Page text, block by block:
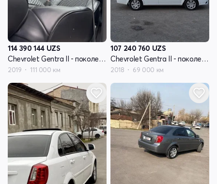
114 390 144 UZS
Chevrolet Gentra II - поколение
2019 111 000 км
107 240 760 UZS
Chevrolet Gentra II - поколение
2018 69 000 км